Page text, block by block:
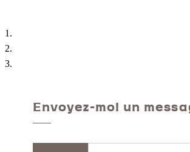
Envoyez-moi un